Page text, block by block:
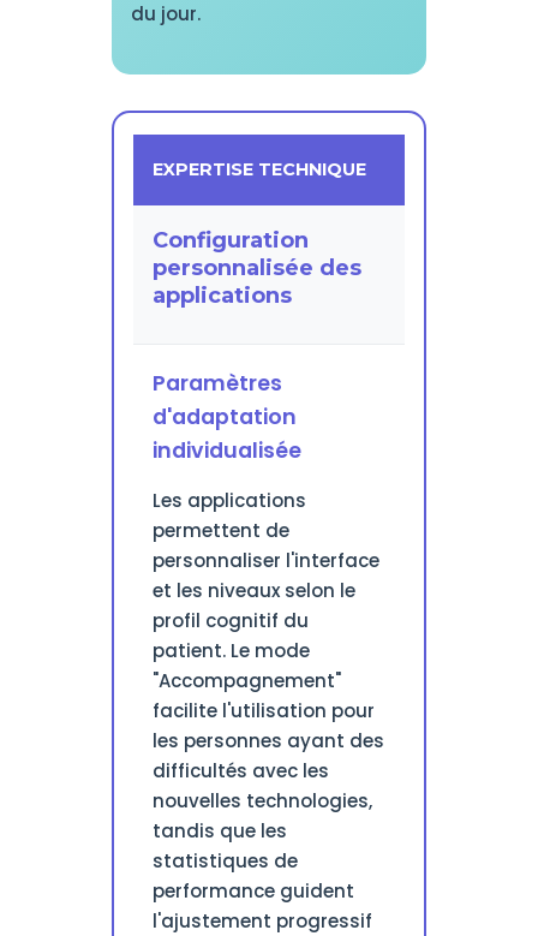
du jour.
EXPERTISE TECHNIQUE
Configuration
personnalisée des
applications
Paramètres
d'adaptation
individualisée
Les applications
permettent de
personnaliser l'interface
et les niveaux selon le
profil cognitif du
patient. Le mode
"Accompagnement"
facilite l'utilisation pour
les personnes ayant des
difficultés avec les
nouvelles technologies,
tandis que les
statistiques de
performance guident
l'ajustement progressif